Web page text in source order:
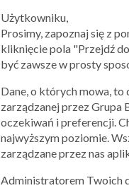
POBIERZ APLIKACJĘ
Użytkowniku,
Prosimy, zapoznaj się z
kliknięcie pola "Przejdź
być zawsze w prosty
Dane, o których mowa,
zarządzanej przez Grupa
oczekiwań i preferencji.
najwyższym poziomie.
zarządzane przez nas
Administratorem Twoich